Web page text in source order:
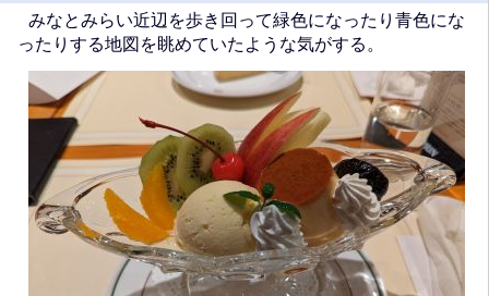
みなとみらい近辺を歩き回って緑色になったり青色にな
ったりする地図を眺めていたような気がする。